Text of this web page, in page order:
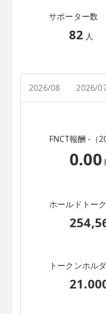
サポーター数
82 人
2026/08 2026/
FNCT報酬 -（
0.00
ホールドトー
トークンホル